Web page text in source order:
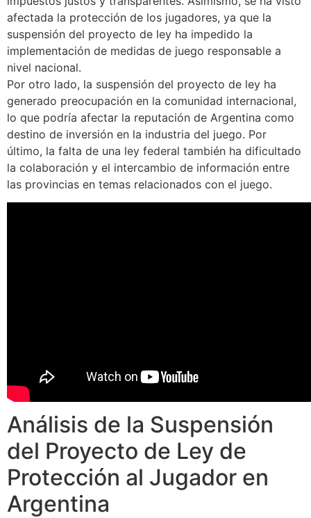
afectada la protección de los jugadores, ya que la
suspensión del proyecto de ley ha impedido la
implementación de medidas de juego responsable a
nivel nacional.
Por otro lado, la suspensión del proyecto de ley ha
generado preocupación en la comunidad internacional,
lo que podría afectar la reputación de Argentina como
destino de inversión en la industria del juego. Por
último, la falta de una ley federal también ha dificultado
la colaboración y el intercambio de información entre
las provincias en temas relacionados con el juego.
Análisis de la Suspensión
del Proyecto de Ley de
Protección al Jugador en
Argentina